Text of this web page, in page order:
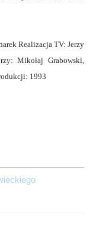
Realizacja TV: Jerzy
Mikołaj Grabowski,
1993